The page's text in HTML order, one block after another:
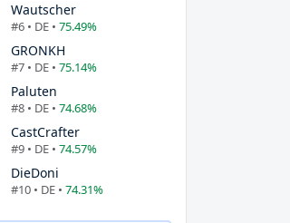
Wautscher
#6 • DE • 75.49%
GRONKH
#7 • DE • 75.14%
Paluten
#8 • DE • 74.68%
CastCrafter
#9 • DE • 74.57%
DieDoni
#10 • DE • 74.31%